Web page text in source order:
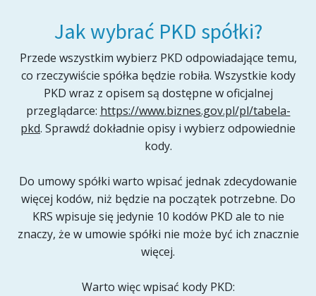
Jak wybrać PKD spółki?
Przede wszystkim wybierz PKD odpowiadające temu,
co rzeczywiście spółka będzie robiła. Wszystkie kody
PKD wraz z opisem są dostępne w oficjalnej
przeglądarce: https://www.biznes.gov.pl/pl/tabela-
pkd. Sprawdź dokładnie opisy i wybierz odpowiednie
kody.
Do umowy spółki warto wpisać jednak zdecydowanie
więcej kodów, niż będzie na początek potrzebne. Do
KRS wpisuje się jedynie 10 kodów PKD ale to nie
znaczy, że w umowie spółki nie może być ich znacznie
więcej.
Warto więc wpisać kody PKD: